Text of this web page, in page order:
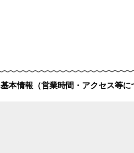
基本情報（営業時間・アクセス等に